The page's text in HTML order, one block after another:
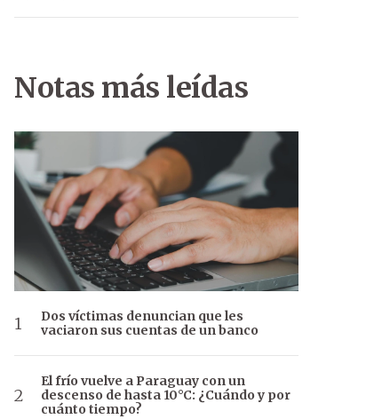
Notas más leídas
Dos víctimas denuncian que les
vaciaron sus cuentas de un banco
El frío vuelve a Paraguay con un
descenso de hasta 10°C: ¿Cuándo y por
cuánto tiempo?